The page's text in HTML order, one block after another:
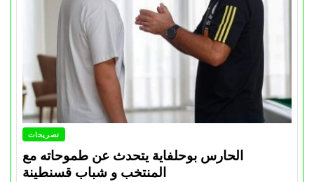
تصريحات
الحارس بوحلفاية يتحدث عن طموحاته مع
المنتخب و شباب قسنطينة